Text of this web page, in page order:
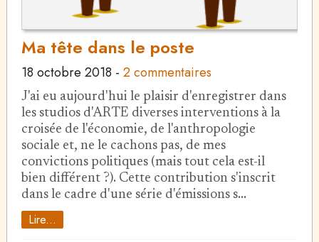
Ma tête dans le poste
18 octobre 2018 - 2 commentaires
J'ai eu aujourd'hui le plaisir d'enregistrer dans
les studios d'ARTE diverses interventions à la
croisée de l'économie, de l'anthropologie
sociale et, ne le cachons pas, de mes
convictions politiques (mais tout cela est-il
bien différent ?). Cette contribution s'inscrit
dans le cadre d'une série d'émissions s…
Lire...